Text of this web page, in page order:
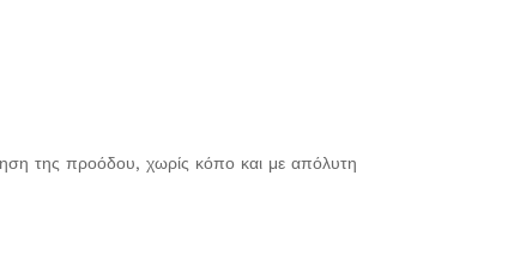
της προόδου, χωρίς κόπο και με απόλυτη